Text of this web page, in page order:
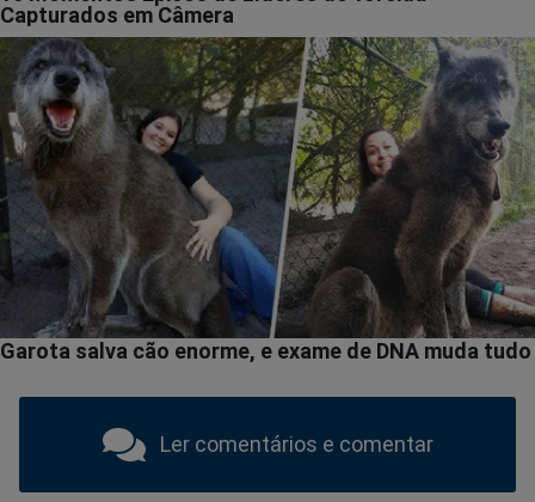
Ler comentários e comentar